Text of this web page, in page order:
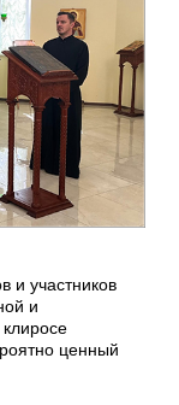
и участников
и
ценный